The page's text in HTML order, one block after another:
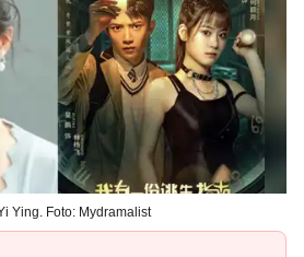
Ying. Foto: Mydramalist